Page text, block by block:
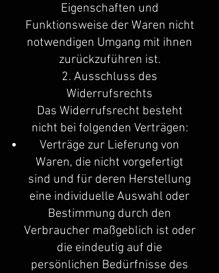
Eigenschaften und
Funktionsweise der Waren nicht
notwendigen Umgang mit ihnen
zurückzuführen ist.
2. Ausschluss des
Widerrufsrechts
Das Widerrufsrecht besteht
nicht bei folgenden Verträgen:
Verträge zur Lieferung von
Waren, die nicht vorgefertigt
sind und für deren Herstellung
eine individuelle Auswahl oder
Bestimmung durch den
Verbraucher maßgeblich ist oder
die eindeutig auf die
persönlichen Bedürfnisse des